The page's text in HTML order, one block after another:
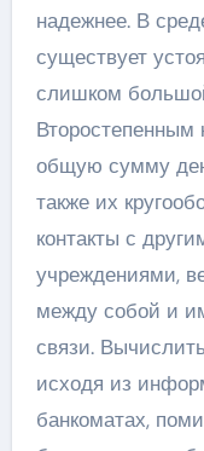
надежнее. В
существует
слишком
общую сумму
также их
контакты с
учреждениями,
между собой и
связи.
исходя из
банкоматах,